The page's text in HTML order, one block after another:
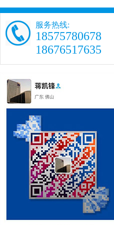
服务热线:
18575780678
18676517635